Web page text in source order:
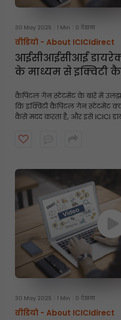
30 May 2025 1 Min 0 देखना
वीडियो - About ICICIdirect
आईसीआईसीआई
के माध्यम से इक्विटी
कैपिटल गेन स्टेटमेंट के बारे में उलझन
कि इक्विटी कैपिटल गेन स्टेटमेंट
कैसे मदद करता है, और इसे ICICI
गाइड के साथ टैक्स के लिए तैयार
30 May 2025 1 Min 0 देखना
वीडियो - About ICICIdirect